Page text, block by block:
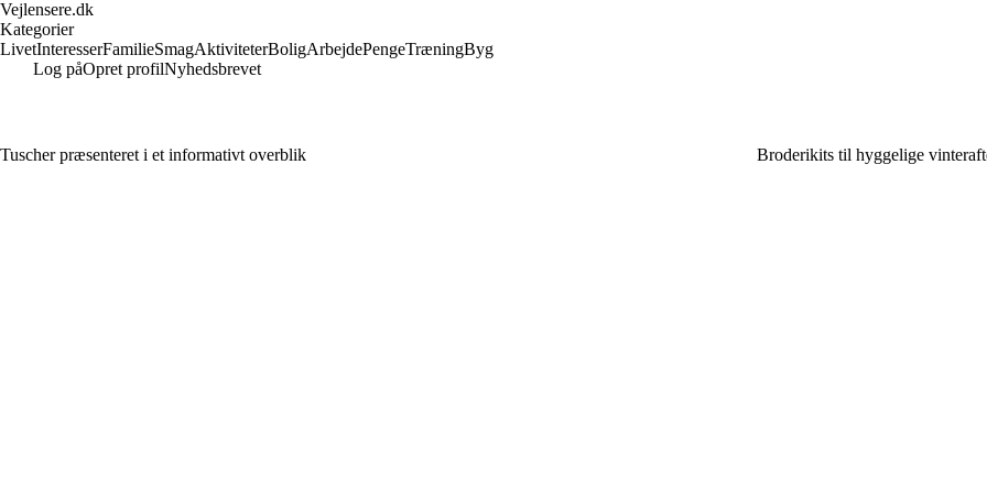
Vejlensere.dk
Kategorier
LivetInteresserFamilieSmagAktiviteterBoligArbejdePengeTræningByg
Log påOpret profilNyhedsbrevet
Tuscher præsenteret i et informativt overblik Broderikits til hyggelige